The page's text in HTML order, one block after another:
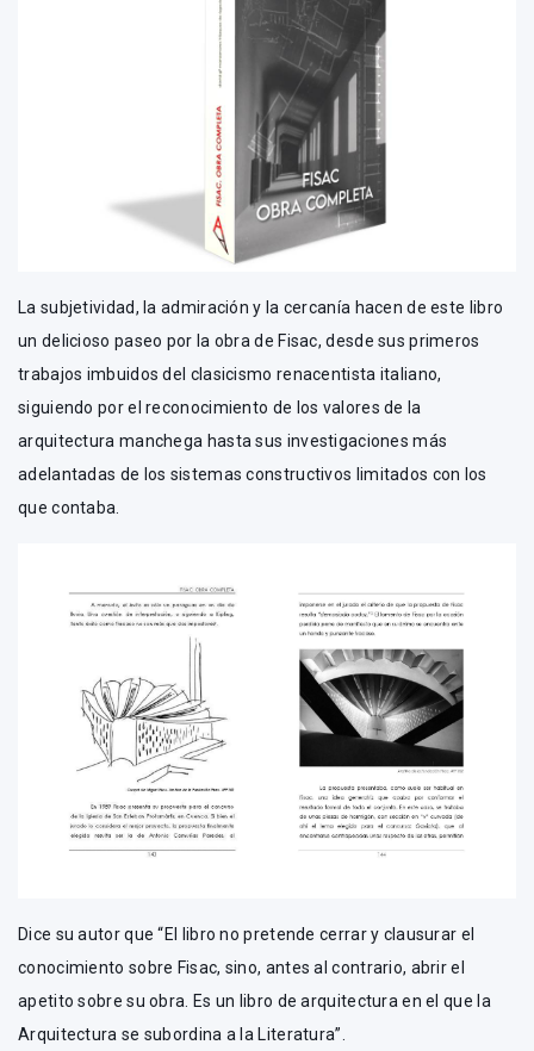
La subjetividad, la admiración y la cercanía hacen de este libro
un delicioso paseo por la obra de Fisac, desde sus primeros
trabajos imbuidos del clasicismo renacentista italiano,
siguiendo por el reconocimiento de los valores de la
arquitectura manchega hasta sus investigaciones más
adelantadas de los sistemas constructivos limitados con los
que contaba.
Dice su autor que “El libro no pretende cerrar y clausurar el
conocimiento sobre Fisac, sino, antes al contrario, abrir el
apetito sobre su obra. Es un libro de arquitectura en el que la
Arquitectura se subordina a la Literatura”.